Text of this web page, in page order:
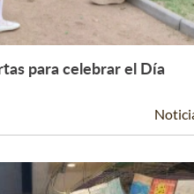
Leer Más +
para celebrar el Día